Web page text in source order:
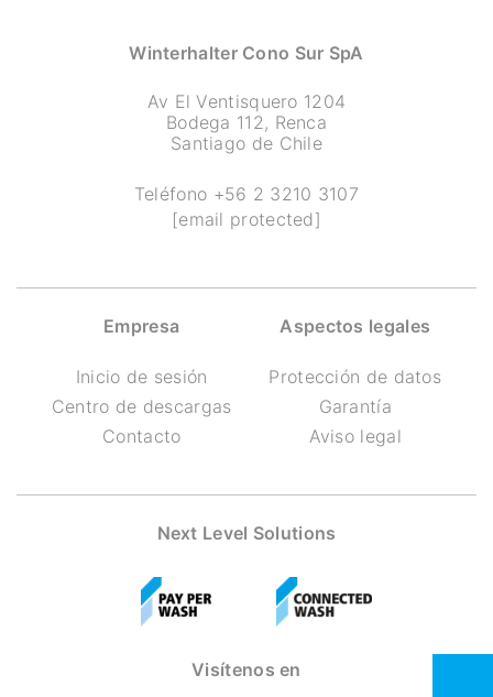
Winterhalter Cono Sur SpA
Av El Ventisquero 1204
Bodega 112, Renca
Santiago de Chile
Teléfono +56 2 3210 3107
[email protected]
Empresa
Inicio de sesión
Centro de descargas
Contacto
Aspectos legales
Protección de datos
Garantía
Aviso legal
Next Level Solutions
Visítenos en